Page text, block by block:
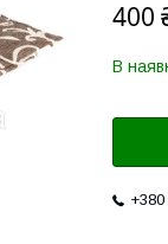
400
В